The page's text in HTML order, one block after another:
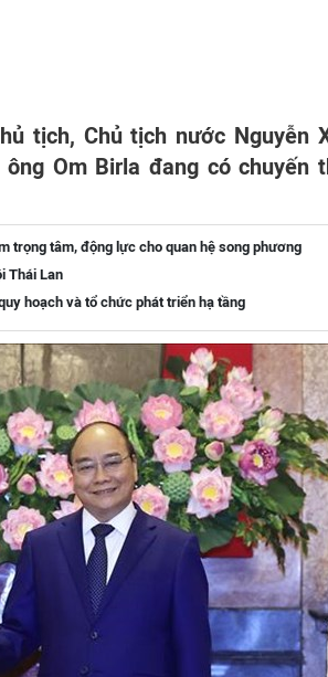
tịch, Chủ tịch nước Nguyễn
Om Birla đang có chuyến
trọng tâm, động lực cho quan hệ song phương
Thái Lan
hoạch và tổ chức phát triển hạ tầng